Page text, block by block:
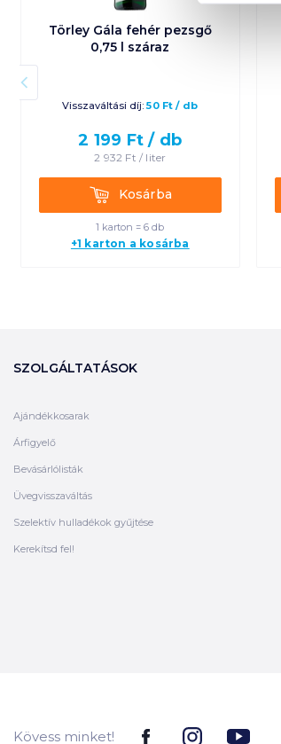
Törley Gála fehér pezsgő
0,75 l száraz
Visszaváltási díj: 50Ft / db
2 199 Ft / db
2 932 Ft / liter
KosárbaKosárba
1 karton = 6 db
+1 karton a kosárba
SZOLGÁLTATÁSOK
Ajándékkosarak
Árfigyelő
Bevásárlólisták
Üvegvisszaváltás
Szelektív hulladékok gyűjtése
Kerekítsd fel!
Kövess minket!